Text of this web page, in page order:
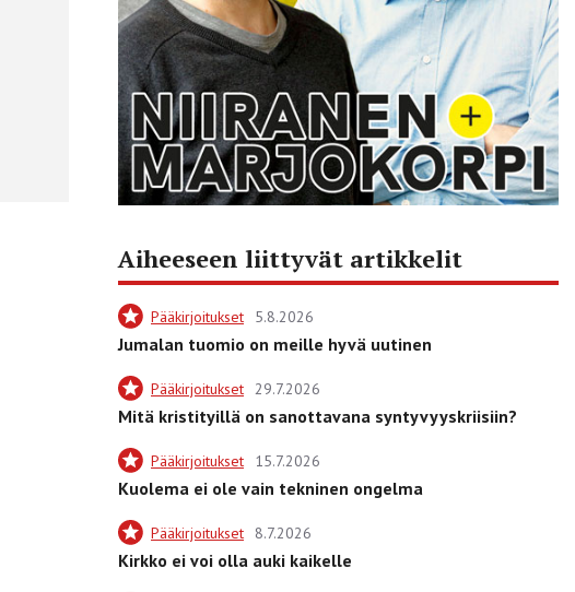
Aiheeseen liittyvät artikkelit
Pääkirjoitukset 5.8.2026
Jumalan tuomio on meille hyvä uutinen
Pääkirjoitukset 29.7.2026
Mitä kristityillä on sanottavana syntyvyyskriisiin?
Pääkirjoitukset 15.7.2026
Kuolema ei ole vain tekninen ongelma
Pääkirjoitukset 8.7.2026
Kirkko ei voi olla auki kaikelle